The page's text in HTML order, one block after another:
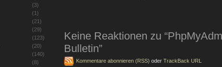
Keine Reaktionen zu
Bulletin”
Kommentare abonnieren (RSS) oder TrackBack URL
(3)
(1)
(21)
(29)
(123)
(20)
(140)
(8)